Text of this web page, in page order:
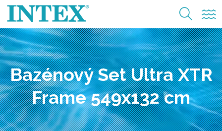
Bazénový Set Ultra XTR
Frame 549x132 cm